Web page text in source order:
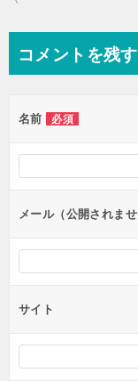
ビ
ー
シ
ョ
ン
コメントを残す
名前 必須
メール（公開されませ
サイト